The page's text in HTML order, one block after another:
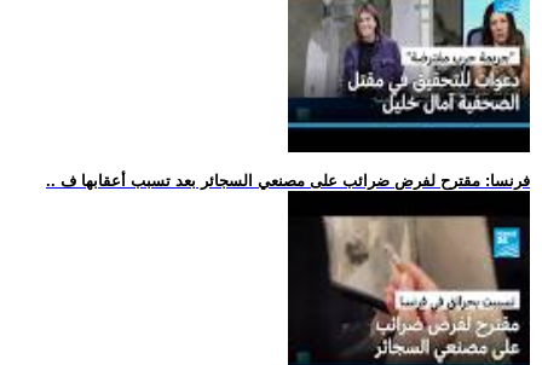
.. فرنسا: مقترح لفرض ضرائب على مصنعي السجائر بعد تسبب أعقابها ف